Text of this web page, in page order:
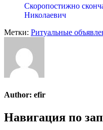
Скоропостижно
Николаевич
Метки: Ритуальные
Author: efir
Навигация по